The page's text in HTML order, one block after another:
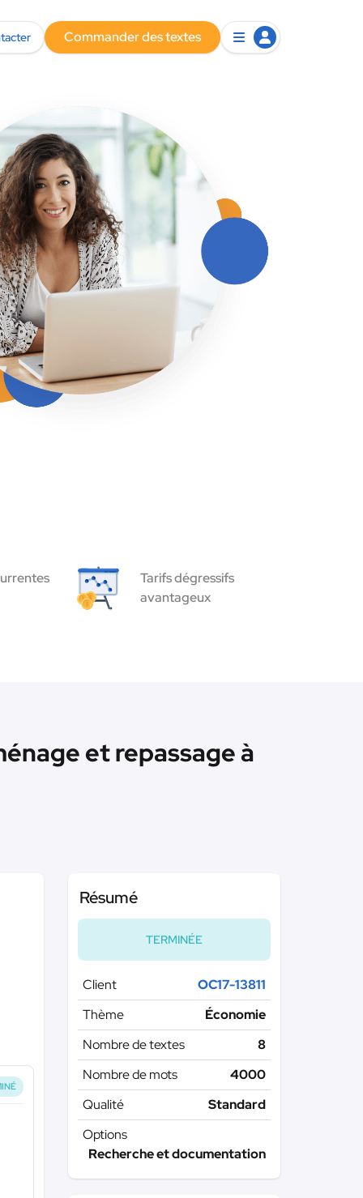
Commander des textes
Tarifs dégressifs
avantageux
et repassage à
Résumé
TERMINÉE
Client
OC17-13811
Thème
Économie
Nombre de textes
8
Nombre de mots
4000
Qualité
Standard
Options
Recherche et documentation